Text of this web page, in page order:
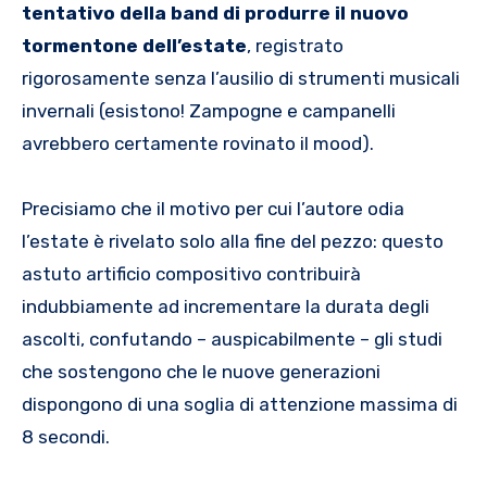
tentativo della band di produrre il nuovo
tormentone dell’estate, registrato
rigorosamente senza l’ausilio di strumenti musicali
invernali (esistono! Zampogne e campanelli
avrebbero certamente rovinato il mood).
Precisiamo che il motivo per cui l’autore odia
l’estate è rivelato solo alla fine del pezzo: questo
astuto artificio compositivo contribuirà
indubbiamente ad incrementare la durata degli
ascolti, confutando – auspicabilmente – gli studi
che sostengono che le nuove generazioni
dispongono di una soglia di attenzione massima di
8 secondi.